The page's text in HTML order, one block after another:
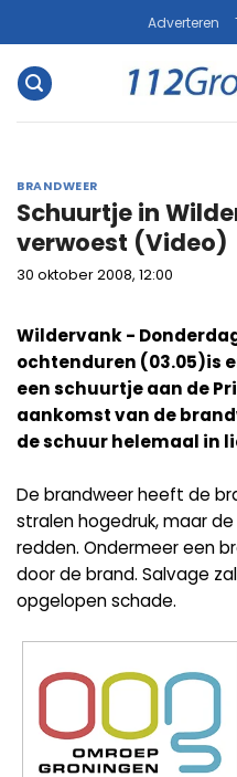
naar
inhoud
Adverteren
BRANDWEER
Schuurtje in
verwoest (Video)
30 oktober 2008, 12:00
Wildervank -
ochtenduren (03.05)is
een schuurtje aan de
aankomst van de
de schuur helemaal in
De brandweer heeft de
stralen hogedruk, maar
redden. Ondermeer een
door de brand. Salvage
opgelopen schade.